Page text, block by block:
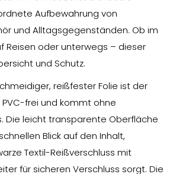
Aufbewahrung von
und Alltagsgegenständen. Ob im
Reisen oder unterwegs – dieser
und Schutz.
reißfester Folie ist der
frei und kommt ohne
Die leicht transparente Oberfläche
Blick auf den Inhalt,
Textil-Reißverschluss mit
für sicheren Verschluss sorgt. Die